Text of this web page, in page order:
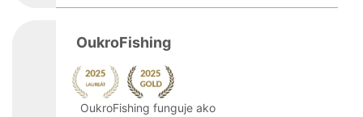
OukroFishing
OukroFishing funguje ako